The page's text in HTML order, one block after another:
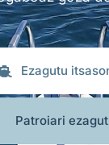
Ohiko
Kontaktua
Ezagutu
Patroiari